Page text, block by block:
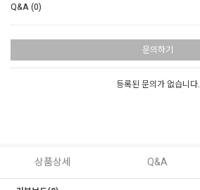
Q&A (0)
문의하기
등록된 문의가 없습니다.
상품상세 Q&A